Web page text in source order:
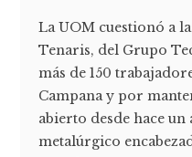
La UOM cuestionó a
Tenaris, del Grupo
más de 150
Campana y por
abierto desde hace
metalúrgico